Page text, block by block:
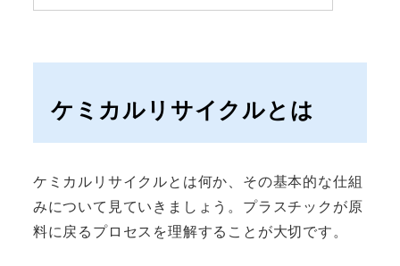
ケミカルリサイクルとは
ケミカルリサイクルとは何か、その基本的な仕組
みについて見ていきましょう。プラスチックが原
料に戻るプロセスを理解することが大切です。